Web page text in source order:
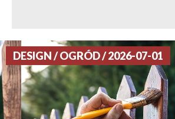
DESIGN / OGRÓD / 2026-07-01